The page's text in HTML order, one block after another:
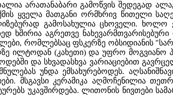
არათანაბარი გამოწვის შედეგად
ყველა მათგანი ორმხრივ წითელი
გამოსახულია ცხოველი. ხოლო
ხშირია აგრეთვე
რომლებსაც ფსკერზე ობსიდიანის
ილტოდან (კახეთი) და უფრო მოგვიანო
და სხვადასხვა ვარიაციებით
უნდა ემსახურებოდეს.
მსგავსი კერამიკა აღმოჩენილია
უკავშირდება. ლითონის ნივთები